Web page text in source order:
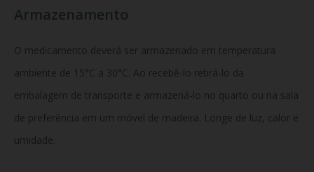
Armazenamento
O medicamento deverá ser armazenado em temperatura
ambiente de 15°C a 30°C. Ao recebê-lo retirá-lo da
embalagem de transporte e armazená-lo no quarto ou na sala
de preferência em um móvel de madeira. Longe de luz, calor e
umidade.